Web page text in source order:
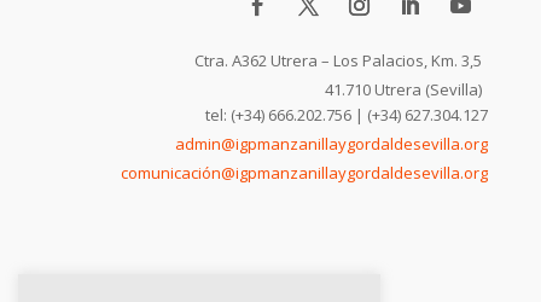
Ctra. A362 Utrera – Los Palacios, Km. 3,5
41.710 Utrera (Sevilla)
tel: (+34) 666.202.756 | (+34) 627.304.127
admin@igpmanzanillaygordaldesevilla.org
comunicación@igpmanzanillaygordaldesevilla.org